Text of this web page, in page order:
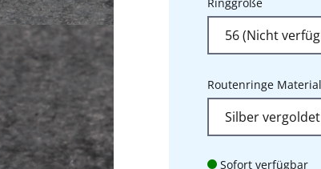
Routenringe Material
Sofort verfügbar